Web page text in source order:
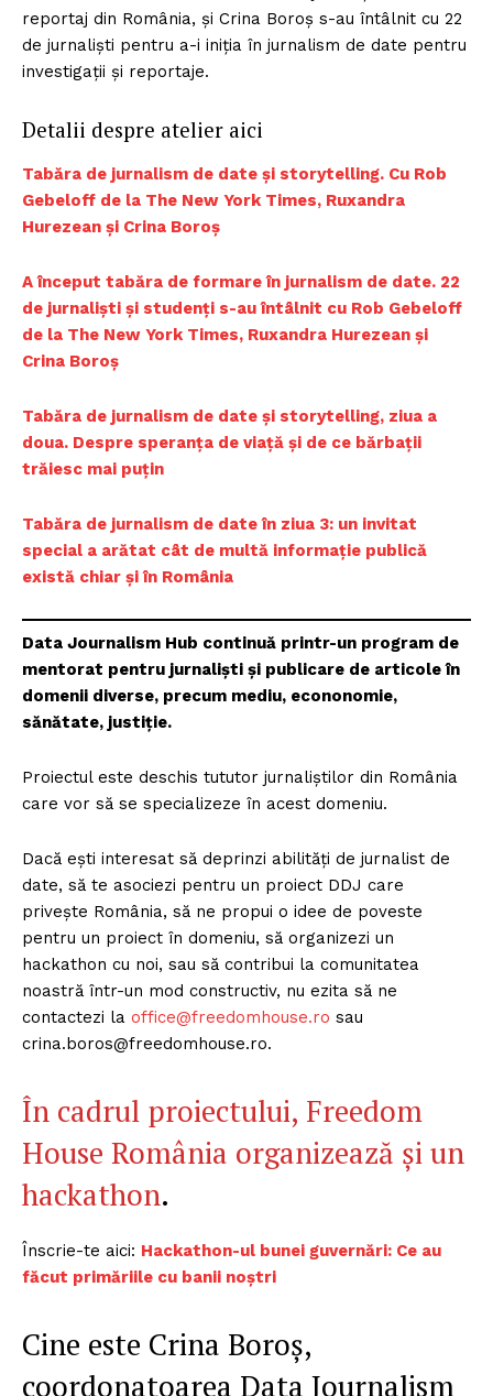
reportaj din România, și Crina Boroș s-au întâlnit cu 22
de jurnaliști pentru a-i iniția în jurnalism de date pentru
investigații și reportaje.
Detalii despre atelier aici
Tabăra de jurnalism de date și storytelling. Cu Rob
Gebeloff de la The New York Times, Ruxandra
Hurezean și Crina Boroș
A început tabăra de formare în jurnalism de date. 22
de jurnaliști și studenți s-au întâlnit cu Rob Gebeloff
de la The New York Times, Ruxandra Hurezean și
Crina Boroș
Tabăra de jurnalism de date și storytelling, ziua a
doua. Despre speranța de viață și de ce bărbații
trăiesc mai puțin
Tabăra de jurnalism de date în ziua 3: un invitat
special a arătat cât de multă informație publică
există chiar și în România
Data Journalism Hub continuă printr-un program de
mentorat pentru jurnaliști și publicare de articole în
domenii diverse, precum mediu, econonomie,
sănătate, justiție.
Proiectul este deschis tututor jurnaliștilor din România
care vor să se specializeze în acest domeniu.
Dacă ești interesat să deprinzi abilități de jurnalist de
date, să te asociezi pentru un proiect DDJ care
privește România, să ne propui o idee de poveste
pentru un proiect în domeniu, să organizezi un
hackathon cu noi, sau să contribui la comunitatea
noastră într-un mod constructiv, nu ezita să ne
contactezi la office@freedomhouse.ro sau
crina.boros@freedomhouse.ro.
În cadrul proiectului, Freedom
House România organizează și un
hackathon.
Înscrie-te aici: Hackathon-ul bunei guvernări: Ce au
făcut primăriile cu banii noștri
Cine este Crina Boroș,
coordonatoarea Data Journalism